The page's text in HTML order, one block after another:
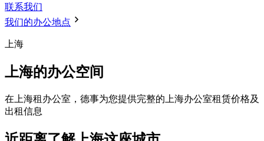
联系我们
我们的办公地点
上海
上海的办公空间
在上海租办公室，德事为您提供完整的上海办公室租赁价格及
出租信息